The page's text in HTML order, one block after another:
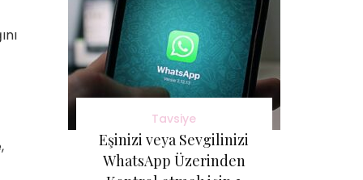
Tavsiye
Eşinizi veya Sevgilinizi
WhatsApp Üzerinden